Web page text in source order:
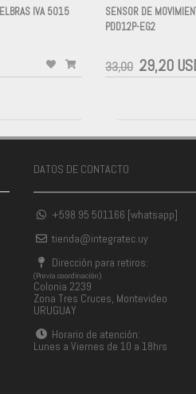
IVA 5015
SENSOR DE
PDD12P-EG2
33,00 29,20
DATOS DE CONTACTO
+598 95 501166 [whatsapp]
tienda@integratec.uy
Dirección para retiros:
(Previa coordinación)
Colonia 2239
Zona Tres Cruces, Montevideo
URUGUAY
Horario de atención:
Lunes a Viernes de 10 a 18hrs